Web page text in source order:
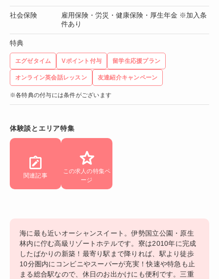
社会保険
雇用保険・労災・健康保険・厚生年金 ※加入条
件あり
特典
エグゼタイム Vポイント付与 留学生応援プラン
オンライン英会話レッスン 友達紹介キャンペーン
※各特典の付与には条件がございます
体験談とエリア特集
関連記事
この求人の特集ペ
ージ
海に最も近いオーシャンスイート。伊勢国立公園・原生
林内に佇む高級リゾートホテルです。寮は2010年に完成
したばかりの新築！最寄り駅まで降りれば、駅より徒歩
10分圏内にコンビニやスーパーが充実！快速や特急も止
まる総合駅なので、休日のお出かけにも便利です。三重